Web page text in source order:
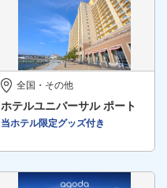
全国・その他
ホテルユニバーサル ポート
当ホテル限定グッズ付き